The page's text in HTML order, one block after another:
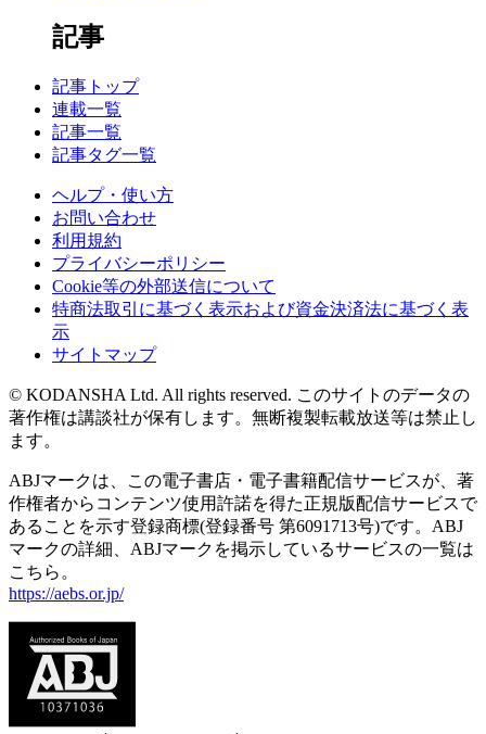
記事
記事トップ
連載一覧
記事一覧
記事タグ一覧
ヘルプ・使い方
お問い合わせ
利用規約
プライバシーポリシー
Cookie等の外部送信について
特商法取引に基づく表示および資金決済法に基づく表
示
サイトマップ
© KODANSHA Ltd. All rights reserved. このサイトのデータの
著作権は講談社が保有します。無断複製転載放送等は禁止し
ます。
ABJマークは、この電子書店・電子書籍配信サービスが、著
作権者からコンテンツ使用許諾を得た正規版配信サービスで
あることを示す登録商標(登録番号 第6091713号)です。ABJ
マークの詳細、ABJマークを掲示しているサービスの一覧は
こちら。
https://aebs.or.jp/